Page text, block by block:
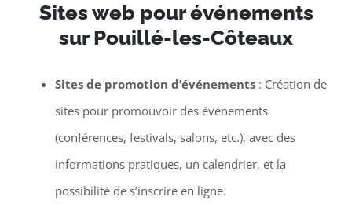
Sites web pour événements
sur Pouillé-les-Côteaux
Sites de promotion d’événements: Création de
sites pour promouvoir des événements
(conférences, festivals, salons, etc.), avec des
informations pratiques, un calendrier, et la
possibilité de s’inscrire en ligne.